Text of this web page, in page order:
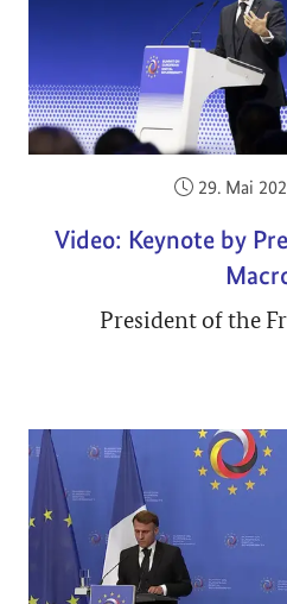
29. Mai
Video: Keynote by
President of the